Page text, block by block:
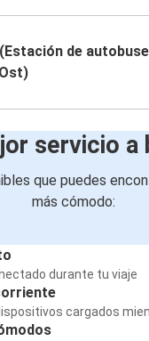
de
servicio a
que puedes
más cómodo:
durante tu viaje
cargados